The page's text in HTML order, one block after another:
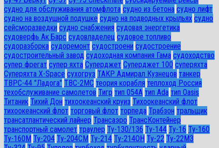
судно для обслуживания атомфлота судно из бетона судно лифт
судно на воздушной подушке судно на подводных крыльях судно
сейсморазведки судно снабжения судовая энергетика
судоверфь Ак Барс судовладелец судовое топливо
судоразборка судоремонт судостроени судостроение
судостроительный завод судоходная компания Гама судоходство
супер фрегат супер яхта Суперджет Суперджет 100 суперяхта
Суперяхта X-Space сухогруз ТАКР Адмирал Кузнецов танкер
ТВРС-44 "Ладога" ТВС-2МС теория корабля теплоход Россия
техобслуживание самолетов Тигр тип 054А тип Ada тип Oasis
Титаник Тихий Дон тихоокеанский круиз Тихоокеанский флот
тихоокеанский флот торговый флот торпеда Трабзон тральщик
трансатлантический лайнер Трансаэро ТрансКонтейнер
транспортный самолет траулер Ту-130/136 Ту-144 Ту-16 Ту-160
Ту-160М Ту-204 Ту-204СМ Ту-214 Ту-214ОН Ту-22 Ту-22М3